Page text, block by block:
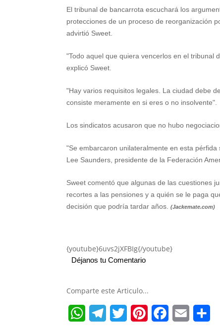
El tribunal de bancarrota escuchará los
protecciones de un proceso de reorganización
advirtió Sweet.
"Todo aquel que quiera vencerlos en el tribunal
explicó Sweet.
"Hay varios requisitos legales. La ciudad debe
consiste meramente en si eres o no insolvente".
Los sindicatos acusaron que no hubo
"Se embarcaron unilateralmente en esta
Lee Saunders, presidente de la Federación
Sweet comentó que algunas de las cuestiones
recortes a las pensiones y a quién se le paga
decisión que podría tardar años.(Jackemate.com)
{youtube}6uvs2jXFBIg{/youtube}
Déjanos tu Comentario
Comparte este Articulo...